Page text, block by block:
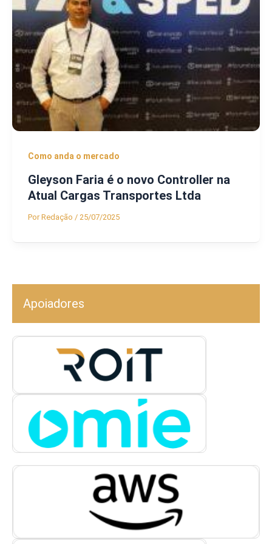
Como anda o mercado
Gleyson Faria é o novo Controller na
Atual Cargas Transportes Ltda
PorRedação / 25/07/2025
Apoiadores